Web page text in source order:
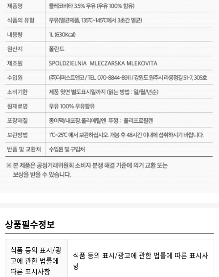
상품필수정보
식품 등의 표시/광
고에 관한 법률에
따른 표시사항
식품 등의 표시/광고에 관한 법률에 따른 표시사
항